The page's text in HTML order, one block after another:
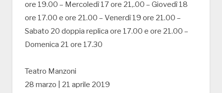
ore 19.00 – Mercoledì 17 ore 21,.00 – Giovedì 18
ore 17.00 e ore 21.00 – Venerdì 19 ore 21.00 –
Sabato 20 doppia replica ore 17.00 e ore 21.00 –
Domenica 21 ore 17.30
Teatro Manzoni
28 marzo | 21 aprile 2019